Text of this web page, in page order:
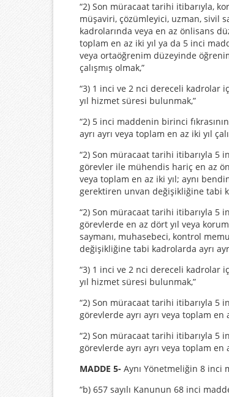
“2) Son müracaat tarihi itibarıyla,
müşaviri, çözümleyici, uzman, sivil
kadrolarında veya en az önlisans
toplam en az iki yıl ya da 5 inci
veya ortaöğrenim düzeyinde
çalışmış olmak,”
“3) 1 inci ve 2 nci dereceli kadrolar
yıl hizmet süresi bulunmak,”
“2) 5 inci maddenin birinci
ayrı ayrı veya toplam en az iki yıl
“2) Son müracaat tarihi itibarıyla 5
görevler ile mühendis hariç en az
veya toplam en az iki yıl; aynı
gerektiren unvan değişikliğine tabi
“2) Son müracaat tarihi itibarıyla 5
görevlerde en az dört yıl veya
saymanı, muhasebeci, kontrol
değişikliğine tabi kadrolarda ayrı
“3) 1 inci ve 2 nci dereceli kadrolar
yıl hizmet süresi bulunmak,”
“2) Son müracaat tarihi itibarıyla 5
görevlerde ayrı ayrı veya toplam en
“2) Son müracaat tarihi itibarıyla 5
görevlerde ayrı ayrı veya toplam en
MADDE 5- Aynı Yönetmeliğin 8 inci
“b) 657 sayılı Kanunun 68 inci